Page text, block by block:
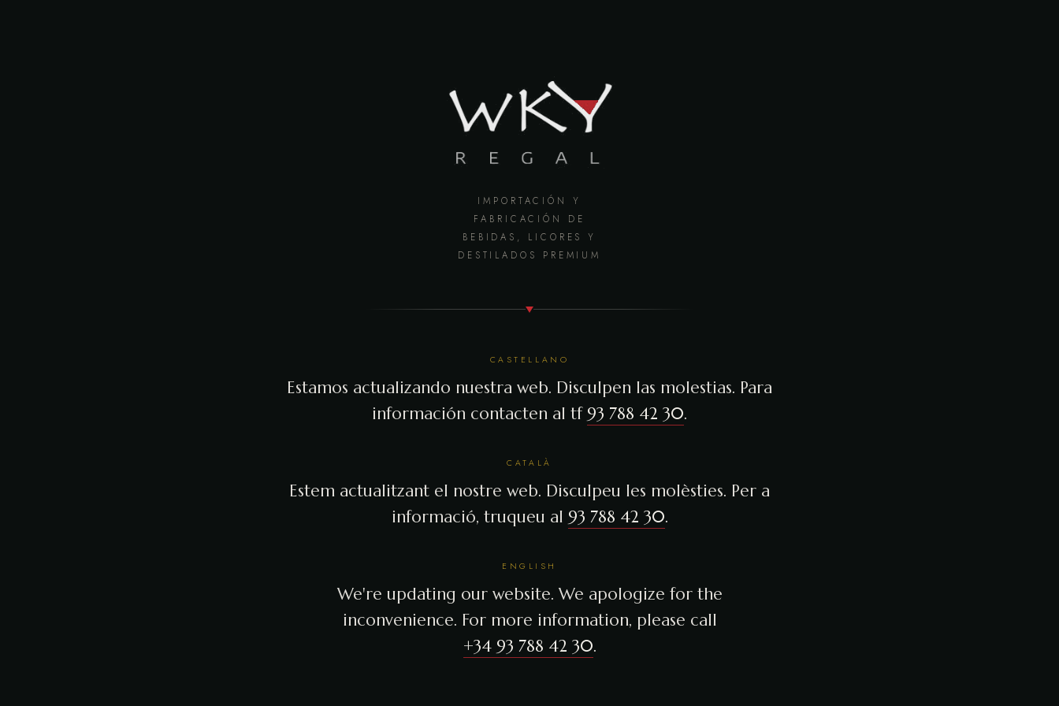
IMPORTACIÓN Y
FABRICACIÓN DE
BEBIDAS, LICORES Y
DESTILADOS PREMIUM
CASTELLANO
Estamos actualizando nuestra web. Disculpen las molestias. Para
información contacten al tf 93 788 42 30.
CATALÀ
Estem actualitzant el nostre web. Disculpeu les molèsties. Per a
informació, truqueu al 93 788 42 30.
ENGLISH
We're updating our website. We apologize for the
inconvenience. For more information, please call
+34 93 788 42 30.